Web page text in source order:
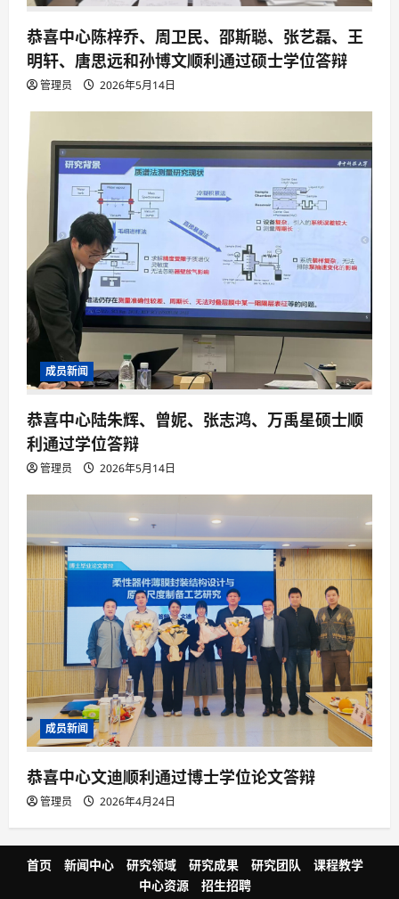
恭喜中心陈梓乔、周卫民、邵斯聪、张艺磊、王
明轩、唐思远和孙博文顺利通过硕士学位答辩
管理员 2026年5月14日
成员新闻
恭喜中心陆朱辉、曾妮、张志鸿、万禹星硕士顺
利通过学位答辩
管理员 2026年5月14日
成员新闻
恭喜中心文迪顺利通过博士学位论文答辩
管理员 2026年4月24日
首页 新闻中心 研究领域 研究成果 研究团队
课程教学
中心资源
招生招聘